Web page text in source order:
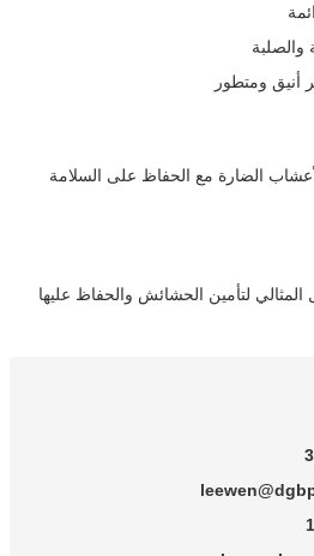
والصلبة
أنيق ومتطور
الضارة مع الحفاظ على السلامة
لتأمين الحشائش والحفاظ عليها